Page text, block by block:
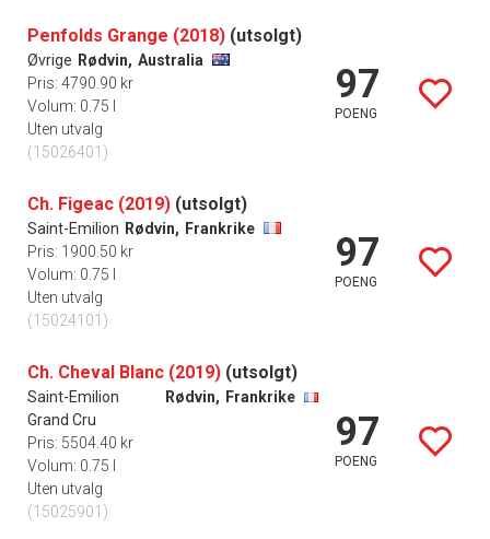
Penfolds Grange (2018) (utsolgt)
Øvrige Rødvin, Australia
Pris: 4790.90 kr
Volum: 0.75 l
Uten utvalg
(15026401)
97
POENG
Ch. Figeac (2019) (utsolgt)
Saint-Emilion Rødvin, Frankrike
Pris: 1900.50 kr
Volum: 0.75 l
Uten utvalg
(15024101)
97
POENG
Ch. Cheval Blanc (2019) (utsolgt)
Saint-Emilion
Grand Cru
Rødvin, Frankrike
Pris: 5504.40 kr
Volum: 0.75 l
Uten utvalg
(15025901)
97
POENG